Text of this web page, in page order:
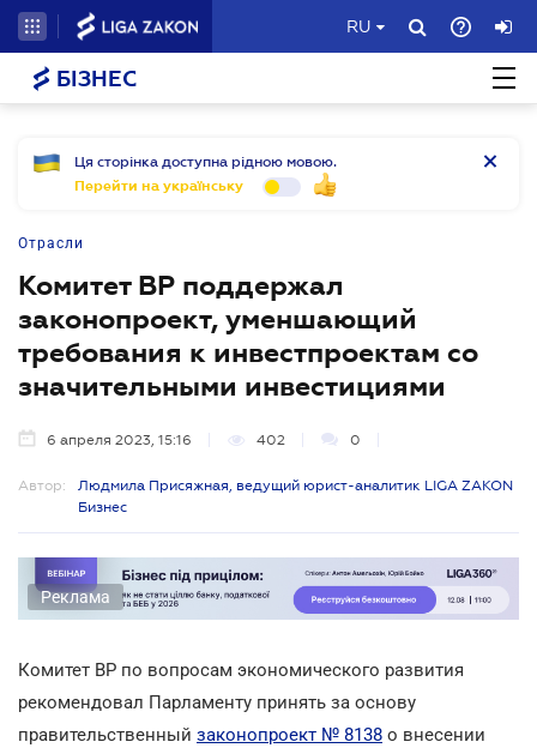
RU
БІЗНЕС
Ця сторінка доступна рідною мовою.
Перейти на українську
Отрасли
Комитет ВР поддержал
законопроект, уменшающий
требования к инвестпроектам со
значительными инвестициями
6 апреля 2023, 15:16 402 0
Автор:
Людмила Присяжная, ведущий юрист-аналитик LIGA ZAKON
Бизнес
Реклама
Комитет ВР по вопросам экономического развития
рекомендовал Парламенту принять за основу
правительственный законопроект № 8138 о внесении